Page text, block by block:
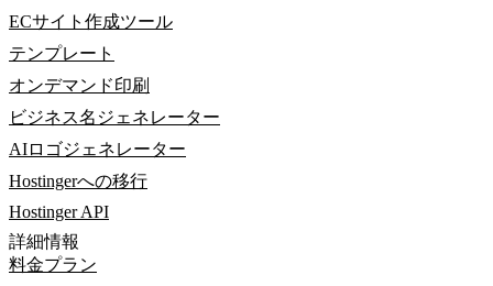
ECサイト作成ツール
テンプレート
オンデマンド印刷
ビジネス名ジェネレーター
AIロゴジェネレーター
Hostingerへの移行
Hostinger API
詳細情報
料金プラン